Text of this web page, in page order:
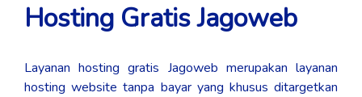
Hosting Gratis Jagoweb
Layanan hosting gratis Jagoweb merupakan layanan
hosting website tanpa bayar yang khusus ditargetkan